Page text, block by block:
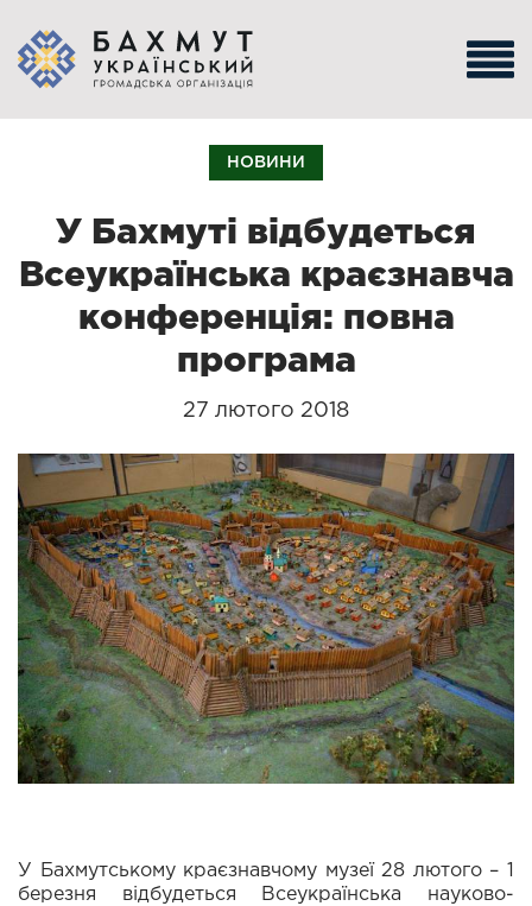
НОВИНИ
У Бахмуті відбудеться
Всеукраїнська краєзнавча
конференція: повна
програма
27 лютого 2018
У Бахмутському краєзнавчому музеї 28 лютого – 1
березня відбудеться Всеукраїнська науково-